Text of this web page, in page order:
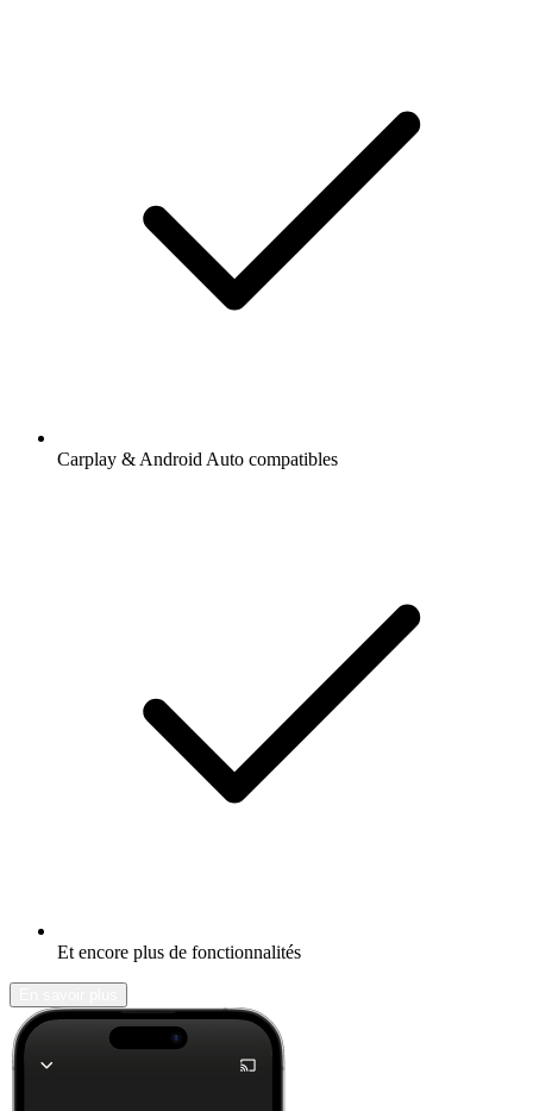
Carplay & Android Auto compatibles
Et encore plus de fonctionnalités